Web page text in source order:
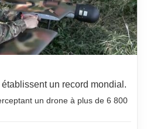
un record mondial.
un drone à plus de 6 800